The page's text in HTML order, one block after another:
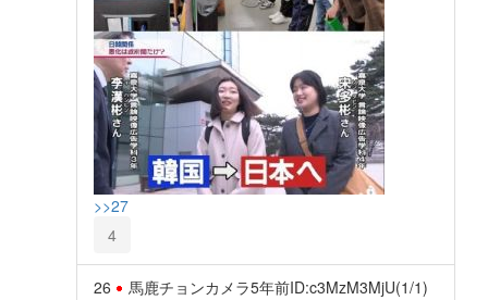
>>27
4
26 馬鹿チョンカメラ5年前ID:c3MzM3MjU(1/1)